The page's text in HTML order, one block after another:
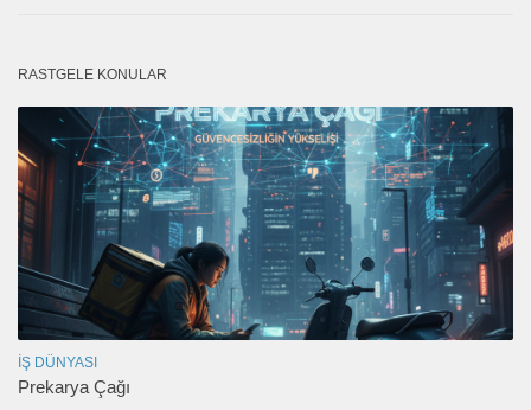
RASTGELE KONULAR
İŞ DÜNYASI
Prekarya Çağı